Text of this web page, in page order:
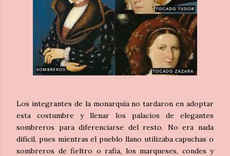
Los integrantes de la monarquía no tardaron en adoptar
esta costumbre y llenar los palacios de elegantes
sombreros para diferenciarse del resto. No era nada
difícil, pues mientras el pueblo llano utilizaba capuchas o
sombreros de fieltro o rafia, los marqueses, condes y